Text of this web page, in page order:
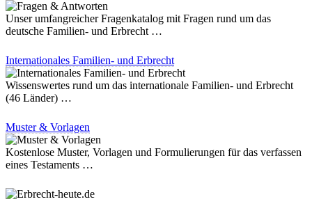
Unser umfangreicher Fragenkatalog mit Fragen rund um das
deutsche Familien- und Erbrecht …
Internationales Familien- und Erbrecht
Wissenswertes rund um das internationale Familien- und Erbrecht
(46 Länder) …
Muster & Vorlagen
Kostenlose Muster, Vorlagen und Formulierungen für das verfassen
eines Testaments …